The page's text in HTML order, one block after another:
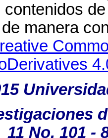
contenidos
manera
11 No. 101 -